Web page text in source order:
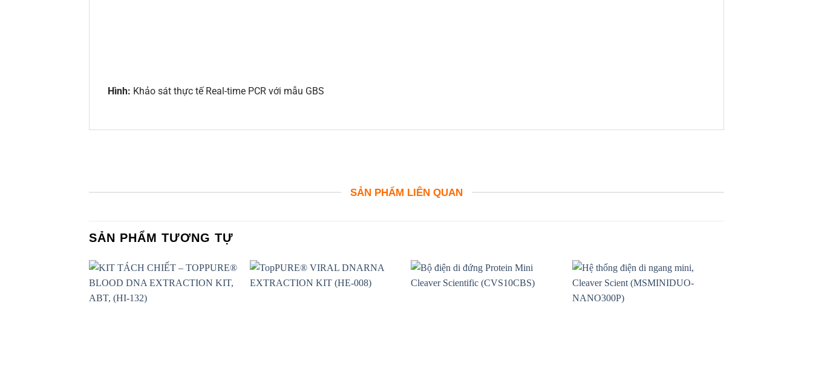
Hình: Khảo sát thực tế Real-time PCR với mẫu GBS
SẢN PHẨM LIÊN QUAN
SẢN PHẨM TƯƠNG TỰ